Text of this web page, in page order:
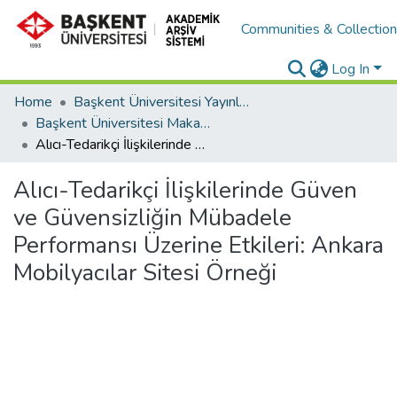
Communities &
Log In
Home
Başkent Üniversitesi Yayınları
Başkent Üniversitesi Makaleler
Alıcı-Tedarikçi İlişkilerinde Güven ve Güvensizliğin Mübadele Performansı Üzerine Etkileri: Ankara Mobilyacılar Sitesi Örneği
Alıcı-Tedarikçi İlişkilerinde Güven
ve Güvensizliğin Mübadele
Performansı Üzerine Etkileri: Ankara
Mobilyacılar Sitesi Örneği